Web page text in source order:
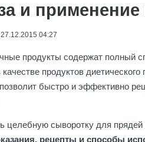
и
04:27
продукты содержат полный
качестве продуктов
быстро и эффективно
целебную сыворотку для
рецепты и способы